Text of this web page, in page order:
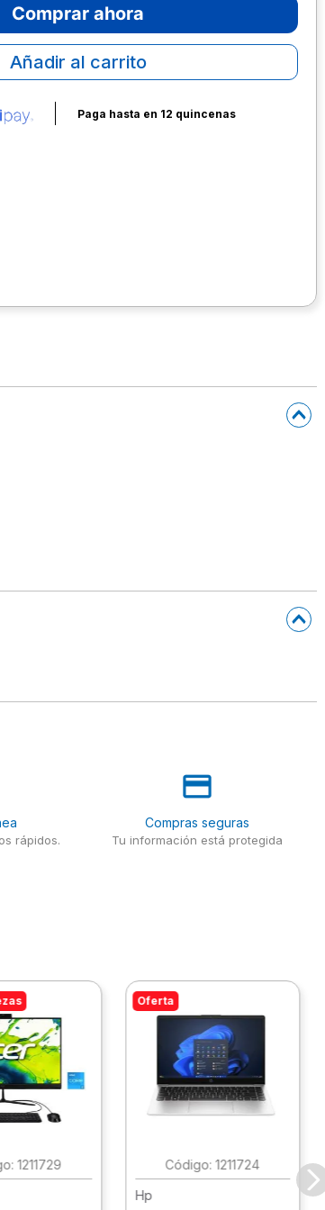
Comprar ahora
Añadir al carrito
Paga hasta en 12 quincenas
rápidos.
Compras seguras
Tu información está protegida
: 1211729
Oferta
:1211724
Hp